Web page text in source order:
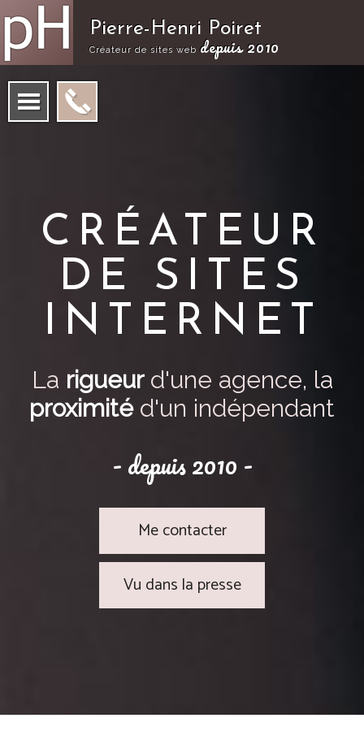
Pierre-Henri Poiret
Créateur de sites web depuis 2010
CRÉATEUR
DE SITES
INTERNET
La rigueurd'une agence, la
proximitéd'un indépendant
- depuis 2010 -
Me contacter
Vu dans la presse